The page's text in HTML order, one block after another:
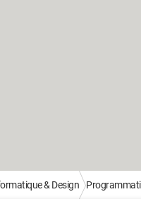
& Design